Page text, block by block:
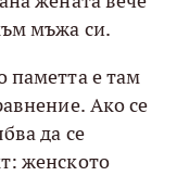
мъжа си.
паметта е там
Ако се
да се
женското